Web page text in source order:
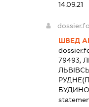
14.09.21
ШВЕД
79493,